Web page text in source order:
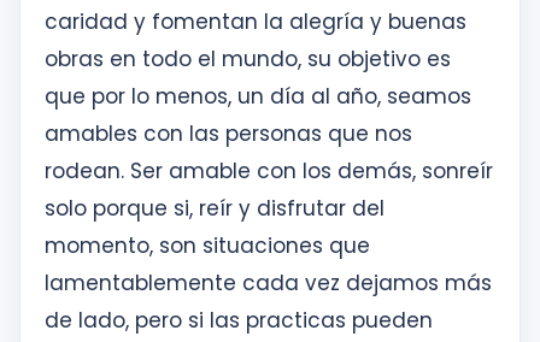
caridad y fomentan la alegría y buenas
obras en todo el mundo, su objetivo es
que por lo menos, un día al año, seamos
amables con las personas que nos
rodean. Ser amable con los demás, sonreír
solo porque si, reír y disfrutar del
momento, son situaciones que
lamentablemente cada vez dejamos más
de lado, pero si las practicas pueden